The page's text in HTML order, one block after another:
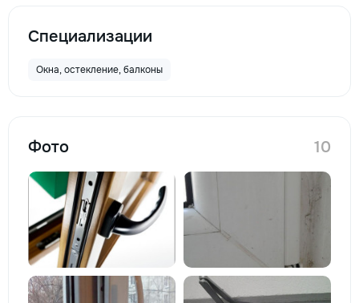
Специализации
Окна, остекление, балконы
Фото 10